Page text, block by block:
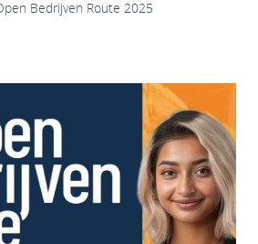
Bedrijven Route 2025